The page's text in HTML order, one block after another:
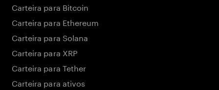
Carteira para Bitcoin
Carteira para Ethereum
Carteira para Solana
Carteira para XRP
Carteira para Tether
Carteira para ativos